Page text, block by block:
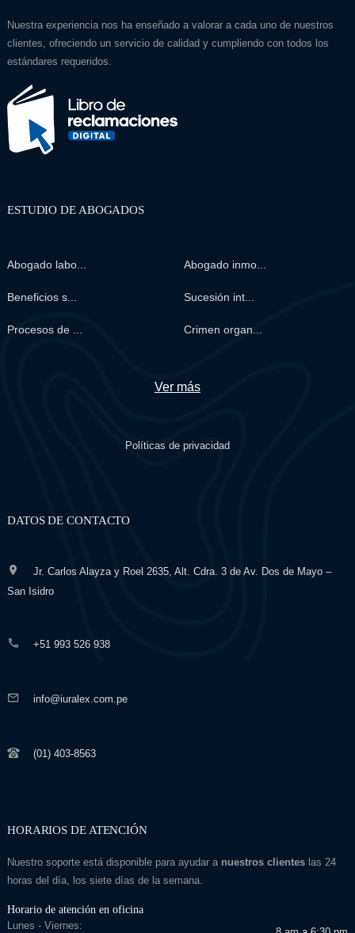
Nuestra experiencia nos ha enseñado a valorar a cada uno de nuestros
clientes, ofreciendo un servicio de calidad y cumpliendo con todos los
estándares requeridos.
ESTUDIO DE ABOGADOS
Abogado labo... Abogado inmo...
Beneficios s... Sucesión int...
Procesos de ... Crimen organ...
Ver más
Políticas de privacidad
DATOS DE CONTACTO
Jr. Carlos Alayza y Roel 2635, Alt. Cdra. 3 de Av. Dos de Mayo –
San Isidro
+51 993 526 938
info@iuralex.com.pe
(01) 403-8563
HORARIOS DE ATENCIÓN
Nuestro soporte está disponible para ayudar a nuestros clienteslas 24
horas del día, los siete días de la semana.
Horario de atención en oficina
Lunes - Viernes: